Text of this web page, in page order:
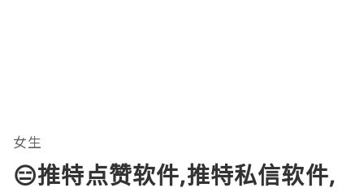
女生
😑推特点赞软件,推特私信软件,